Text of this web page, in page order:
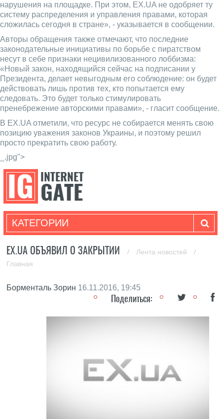
нарушения на площадке. При этом, EX.UA не одобряет ту
систему распределения и управления правами, которая
сложилась сегодня в стране», - указывается в сообщении.
Авторы обращения также отмечают, что последние
законодательные инициативы по борьбе с пиратством
несут в себе признаки нецивилизованного лоббизма:
«Новый закон, находящийся сейчас на подписании у
Президента, делает невыгодным его соблюдение: он будет
действовать лишь против тех, кто попытается ему
следовать. Это будет только стимулировать
пренебрежение авторскими правами», - гласит сообщение.
В EX.UA отметили, что ресурс не собирается менять свою
позицию уважения законов Украины, и поэтому решил
просто прекратить свою работу.
_.jpg">
КАТЕГОРИИ
ЕХ.UA ОБЪЯВИЛ О ЗАКРЫТИИ / Лента новостей
/
Главная
Борменталь Зорин 16.11.2016, 19:45
Поделиться: